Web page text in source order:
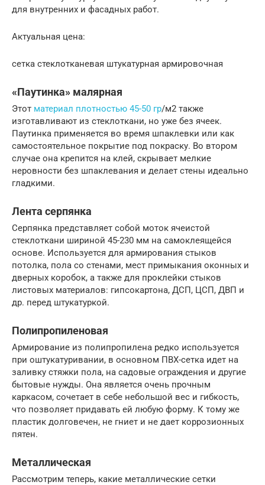
для внутренних и фасадных работ.
Актуальная цена:
сетка стеклотканевая штукатурная армировочная
«Паутинка» малярная
Этот материал плотностью 45-50 гр/м2 также
изготавливают из стеклоткани, но уже без ячеек.
Паутинка применяется во время шпаклевки или как
самостоятельное покрытие под покраску. Во втором
случае она крепится на клей, скрывает мелкие
неровности без шпаклевания и делает стены идеально
гладкими.
Лента серпянка
Серпянка представляет собой моток ячеистой
стеклоткани шириной 45-230 мм на самоклеящейся
основе. Используется для армирования стыков
потолка, пола со стенами, мест примыкания оконных и
дверных коробок, а также для проклейки стыков
листовых материалов: гипсокартона, ДСП, ЦСП, ДВП и
др. перед штукатуркой.
Полипропиленовая
Армирование из полипропилена редко используется
при оштукатуривании, в основном ПВХ-сетка идет на
заливку стяжки пола, на садовые ограждения и другие
бытовые нужды. Она является очень прочным
каркасом, сочетает в себе небольшой вес и гибкость,
что позволяет придавать ей любую форму. К тому же
пластик долговечен, не гниет и не дает коррозионных
пятен.
Металлическая
Рассмотрим теперь, какие металлические сетки